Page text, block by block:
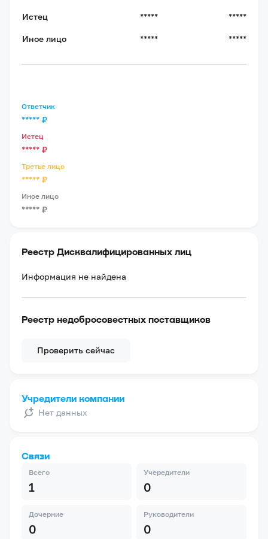
Истец ***** *****
Иное лицо ***** *****
Ответчик
***** ₽
Истец
***** ₽
Третье лицо
***** ₽
Иное лицо
***** ₽
Реестр Дисквалифицированных лиц
Информация не найдена
Реестр недобросовестных поставщиков
Проверить сейчас
Учредители компании
Нет данных
Связи
Всего
1
Учередители
0
Дочерние
0
Руководители
0